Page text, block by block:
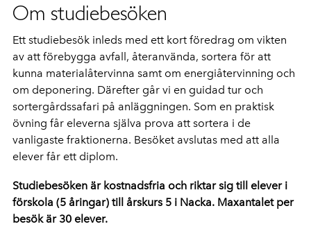
Om studiebesöken
Ett studiebesök inleds med ett kort föredrag om vikten
av att förebygga avfall, återanvända, sortera för att
kunna materialåtervinna samt om energiåtervinning och
om deponering. Därefter går vi en guidad tur och
sortergårdssafari på anläggningen. Som en praktisk
övning får eleverna själva prova att sortera i de
vanligaste fraktionerna. Besöket avslutas med att alla
elever får ett diplom.
Studiebesöken är kostnadsfria och riktar sig till elever i
förskola (5 åringar) till årskurs 5 i Nacka. Maxantalet per
besök är 30 elever.